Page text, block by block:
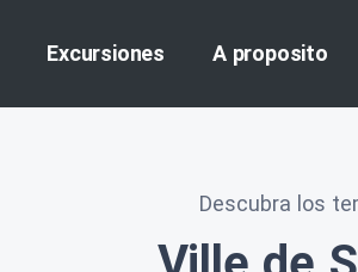
Excursiones A proposito
Descubra los